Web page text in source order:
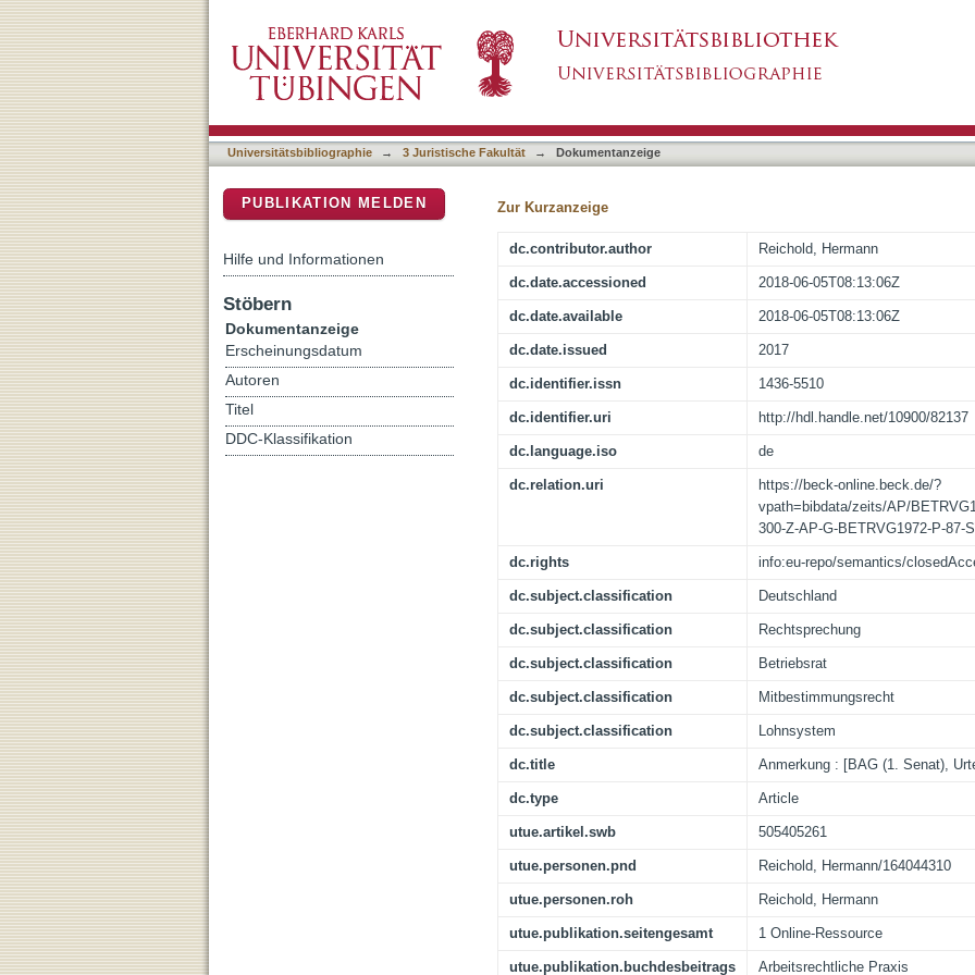
Anmerkung : [BAG (1. Senat), Urteil vom 24.01.2017 - 1 AZR 772/14
Universitätsbibliographie → 3 Juristische Fakultät → Dokumentanzeige
Zur Kurzanzeige
dc.contributor.author Reichold, Hermann
dc.date.accessioned 2018-06-05T08:13:06Z
dc.date.available 2018-06-05T08:13:06Z
dc.date.issued 2017
dc.identifier.issn 1436-5510
dc.identifier.uri http://hdl.handle.net/10900/82137
dc.language.iso de
dc.relation.uri
https://beck-online.beck.de/?
vpath=bibdata/zeits/AP/
300-Z-AP-G-BETRVG1972-P-87-
dc.rights info:eu-repo/semantics/
dc.subject.classification Deutschland
dc.subject.classification Rechtsprechung
dc.subject.classification Betriebsrat
dc.subject.classification Mitbestimmungsrecht
dc.subject.classification Lohnsystem
dc.title Anmerkung : [BAG (1. Senat),
dc.type Article
utue.artikel.swb 505405261
utue.personen.pnd Reichold, Hermann/164044310
utue.personen.roh Reichold, Hermann
utue.publikation.seitengesamt 1 Online-Ressource
utue.publikation.buchdesbeitrags Arbeitsrechtliche Praxis
PUBLIKATION MELDEN
Hilfe und Informationen
Stöbern
Dokumentanzeige
Erscheinungsdatum
Autoren
Titel
DDC-Klassifikation